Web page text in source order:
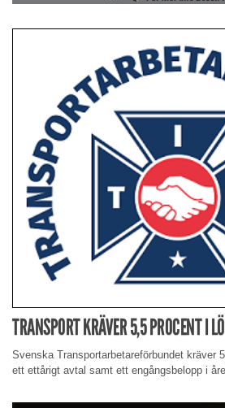
TRANSPORT KRÄVER 5,5 PROCENT I
Svenska Transportarbetareförbundet kräver
ett ettårigt avtal samt ett engångsbelopp i